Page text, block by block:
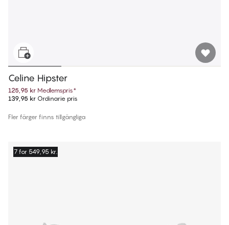
Celine Hipster
125,95 kr Medlemspris*
139,95 kr Ordinarie pris
Fler färger finns tillgängliga
7 for 549,95 kr.